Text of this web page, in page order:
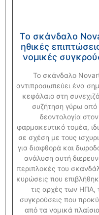
Το σκάνδαλο
ηθικές
νομικές
Το σκάνδαλο
αντιπροσωπεύει ένα
κεφάλαιο στη
συζήτηση γύρω από
δεοντολογία στον
φαρμακευτικό τομέα,
σε σχέση με τους
για διαφθορά και
ανάλυση αυτή
περιπλοκές του
κυρώσεις που
τις αρχές των ΗΠΑ,
συγκρούσεις που
από τα νομικά